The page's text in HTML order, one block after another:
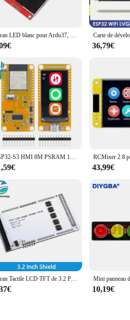
It comes with all the necessary parts
you can take your creations on the go.
to enhance their projects with a high-
fostering innovation and creativity. With
Écran LED blanc pour Ardu37, 2.4 pouces, 240x320 éventuelles I TFT LCD, technologie de port série 5V/3.3V PCB, adaptateur carte Micro SD ILI9341 st7789
36,79€
ESP32-S3 HMI 8M PSRAM 16M Flash Ardu37LVGL WIFI et Bluetooth 1.9 "170*320 Écran d'affichage intelligent 1.9 pouces IPS LCD TFT Tech
43,99€
Écran Tactile LCD TFT de 3.2 Pouces, Carte d'Adaptateur de Bouclier de 3.2 Pouces, Mega2560 Mega 2560 R3 CH340 avec USB pour Kit Ardu37
10,19€